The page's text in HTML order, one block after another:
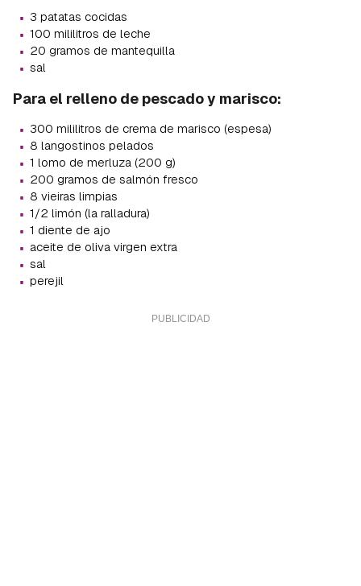
· 3 patatas cocidas
· 100 mililitros de leche
· 20 gramos de mantequilla
· sal
Para el relleno de pescado y marisco:
· 300 mililitros de crema de marisco (espesa)
· 8 langostinos pelados
· 1 lomo de merluza (200 g)
· 200 gramos de salmón fresco
· 8 vieiras limpias
· 1/2 limón (la ralladura)
· 1 diente de ajo
· aceite de oliva virgen extra
· sal
· perejil